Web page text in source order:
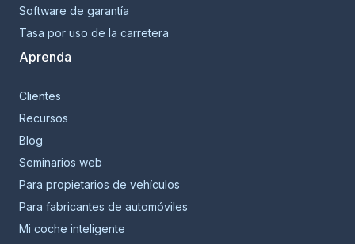
Software de garantía
Tasa por uso de la carretera
Aprenda
Clientes
Recursos
Blog
Seminarios web
Para propietarios de vehículos
Para fabricantes de automóviles
Mi coche inteligente